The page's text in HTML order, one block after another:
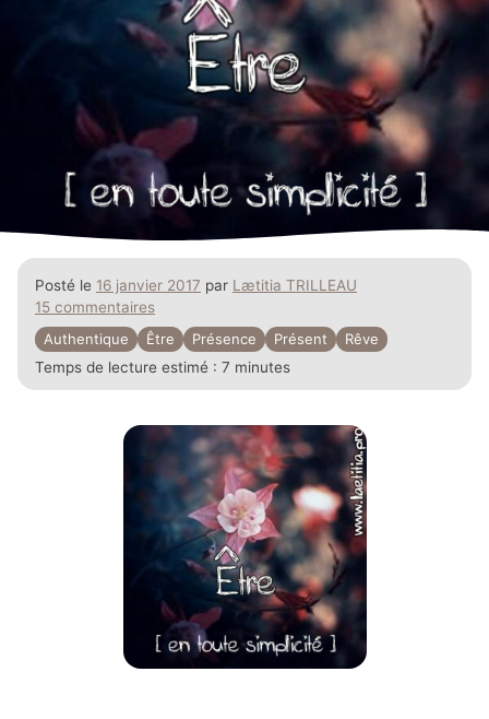
Posté le 16 janvier 2017 par Lætitia TRILLEAU
15 commentaires
Authentique
Être Présence Présent
Rêve
Temps de lecture estimé : 7 minutes